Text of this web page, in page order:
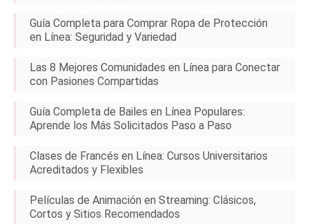
Guía Completa para Comprar Ropa de Protección
en Línea: Seguridad y Variedad
Las 8 Mejores Comunidades en Línea para Conectar
con Pasiones Compartidas
Guía Completa de Bailes en Línea Populares:
Aprende los Más Solicitados Paso a Paso
Clases de Francés en Línea: Cursos Universitarios
Acreditados y Flexibles
Películas de Animación en Streaming: Clásicos,
Cortos y Sitios Recomendados